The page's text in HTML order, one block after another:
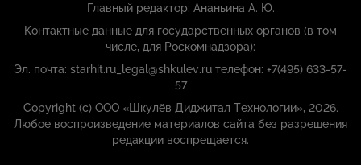
Главный редактор: Ананьина А. Ю.
Контактные данные для государственных органов (в том
числе, для Роскомнадзора):
Эл. почта: starhit.ru_legal@shkulev.ru телефон: +7(495) 633-57-
57
Copyright (с) ООО «Шкулёв Диджитал Технологии», 2026.
Любое воспроизведение материалов сайта без разрешения
редакции воспрещается.